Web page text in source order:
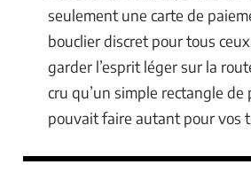
seulement une carte de
bouclier discret pour tous
garder l’esprit léger sur la
cru qu’un simple rectangle de
pouvait faire autant pour vos